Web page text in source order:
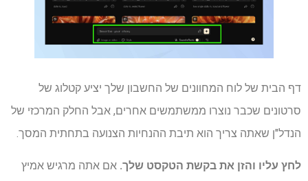
דף הבית של לוח המחוונים של החשבון שלך יציע קטלוג של
סרטונים שכבר נוצרו ממשתמשים אחרים, אבל החלק המרכזי של
הנדל"ן שאתה צריך הוא תיבת ההנחיות הצנועה בתחתית המסך.
לחץ עליו והזן את בקשת הטקסט שלך. אם אתה מרגיש אמיץ